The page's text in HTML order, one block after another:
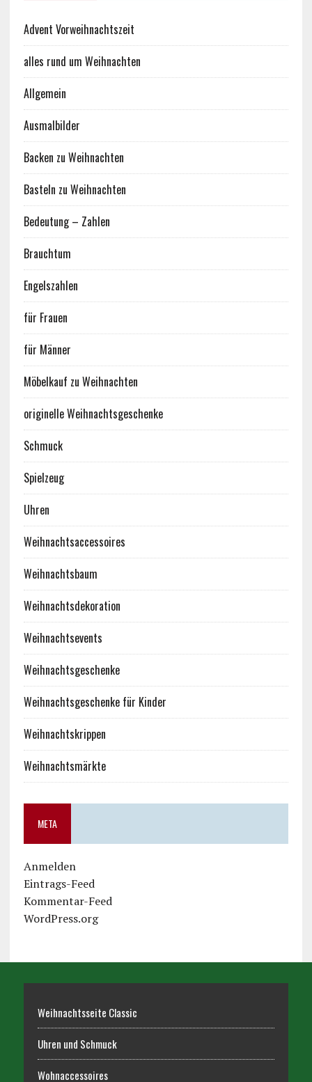
Advent Vorweihnachtszeit
alles rund um Weihnachten
Allgemein
Ausmalbilder
Backen zu Weihnachten
Basteln zu Weihnachten
Bedeutung – Zahlen
Brauchtum
Engelszahlen
für Frauen
für Männer
Möbelkauf zu Weihnachten
originelle Weihnachtsgeschenke
Schmuck
Spielzeug
Uhren
Weihnachtsaccessoires
Weihnachtsbaum
Weihnachtsdekoration
Weihnachtsevents
Weihnachtsgeschenke
Weihnachtsgeschenke für Kinder
Weihnachtskrippen
Weihnachtsmärkte
META
Anmelden
Eintrags-Feed
Kommentar-Feed
WordPress.org
Weihnachtsseite Classic
Uhren und Schmuck
Wohnaccessoires